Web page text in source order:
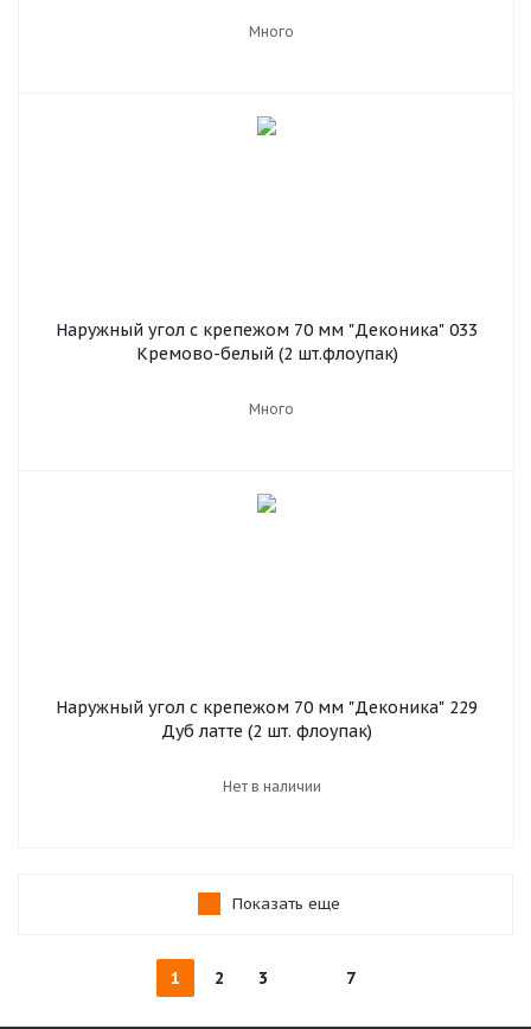
Много
Наружный угол с крепежом 70 мм "Деконика" 033
Кремово-белый (2 шт.флоупак)
Много
Наружный угол с крепежом 70 мм "Деконика" 229
Дуб латте (2 шт. флоупак)
Нет в наличии
Показать еще
1 2 3 7